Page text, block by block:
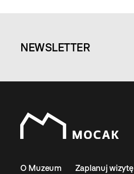
NEWSLETTER
O Muzeum Zaplanuj wizytę